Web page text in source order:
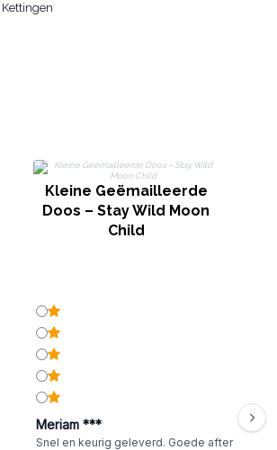
Kettingen
Kleine Geëmailleerde
Doos – Stay Wild Moon
Child
Meriam ***
Snel en keurig geleverd. Goede after